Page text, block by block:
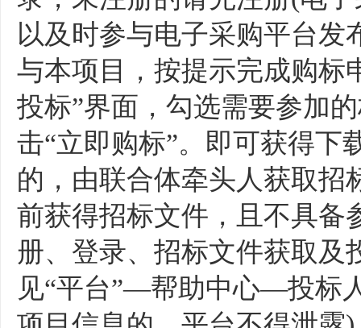
以及时参与电子采购平台发
与本项目，按提示完成购标
投标”界面，勾选需要参加
击“立即购标”。即可获得下
的，由联合体牵头人获取招
前获得招标文件，且不具备
册、登录、招标文件获取及
见“平台”—帮助中心—投标